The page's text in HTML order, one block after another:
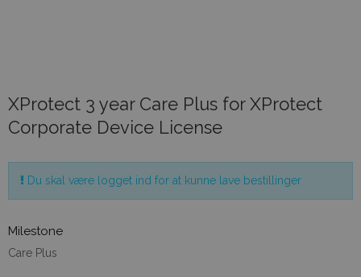
XProtect 3 year Care Plus for XProtect
Corporate Device License
Du skal være logget ind for at kunne lave bestillinger
Milestone
Care Plus